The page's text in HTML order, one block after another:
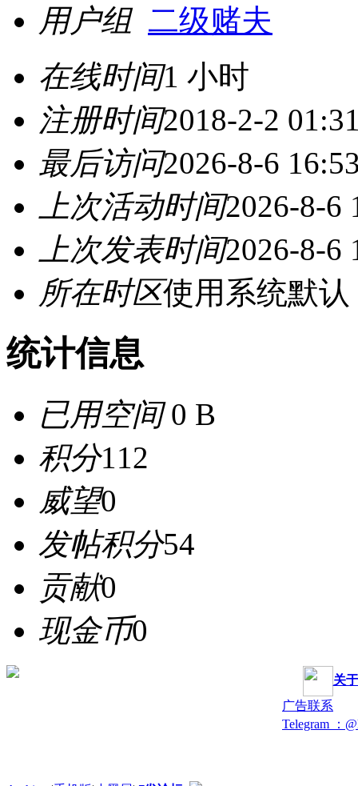
用户组 二级赌夫
在线时间1 小时
注册时间2018-2-2
最后访问2026-8-6
上次活动时间2026-8-6
上次发表时间2026-8-6
所在时区使用系统默认
统计信息
已用空间0 B
积分112
威望0
发帖积分54
贡献0
现金币0
关
广告联系
Telegram ：